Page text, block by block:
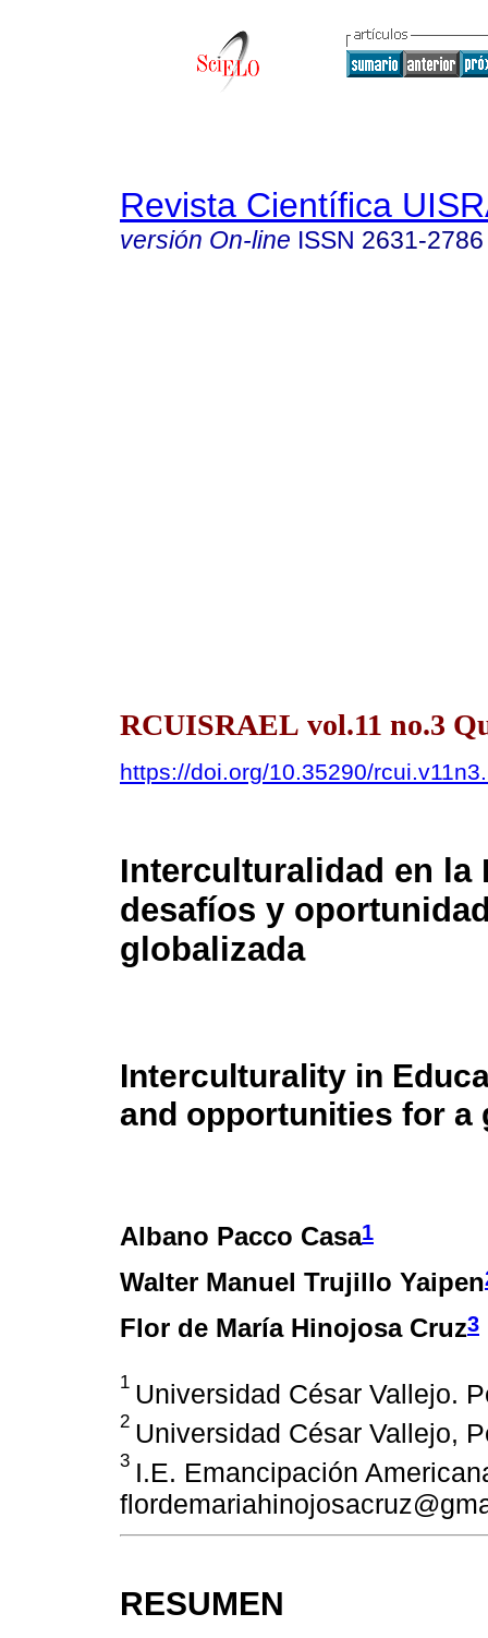
Revista Científica
versión On-line ISSN 2631-2786
RCUISRAEL vol.11 no.3
https://doi.org/10.35290/
Interculturalidad en la
desafíos y
globalizada
Interculturality in
and opportunities for a
Albano Pacco Casa1
Walter Manuel Trujillo Yaipen
Flor de María Hinojosa Cruz3
1 Universidad César Vallejo.
2 Universidad César Vallejo,
3 I.E. Emancipación
RESUMEN